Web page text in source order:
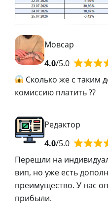
Мовсар
4.0/5.0
Сколько же с таким
комиссию платить ??
Редактор
4.0/5.0
Перешли на
вип, но уже есть
преимущество. У нас
прибыли.